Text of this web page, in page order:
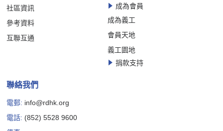
社區資訊
參考資料
互聯互通
成為會員
成為義工
會員天地
義工園地
捐款支持
聯絡我們
電郵: info@rdhk.org
電話: (852) 5528 9600